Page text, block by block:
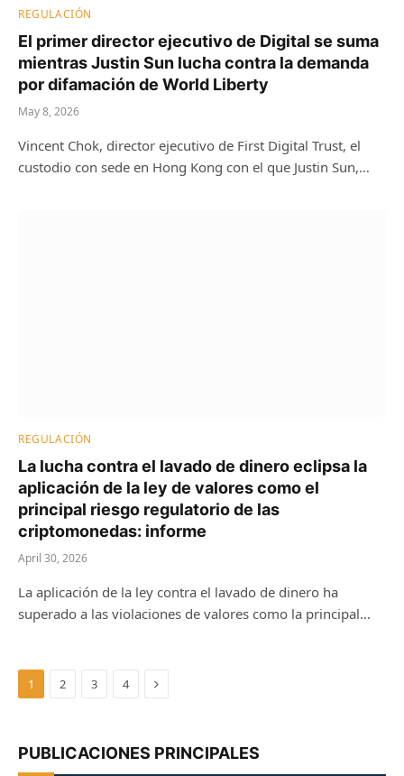
REGULACIÓN
El primer director ejecutivo de Digital se suma
mientras Justin Sun lucha contra la demanda
por difamación de World Liberty
May 8, 2026
Vincent Chok, director ejecutivo de First Digital Trust, el
custodio con sede en Hong Kong con el que Justin Sun,…
REGULACIÓN
La lucha contra el lavado de dinero eclipsa la
aplicación de la ley de valores como el
principal riesgo regulatorio de las
criptomonedas: informe
April 30, 2026
La aplicación de la ley contra el lavado de dinero ha
superado a las violaciones de valores como la principal…
1 2 3 4 Next
PUBLICACIONES PRINCIPALES